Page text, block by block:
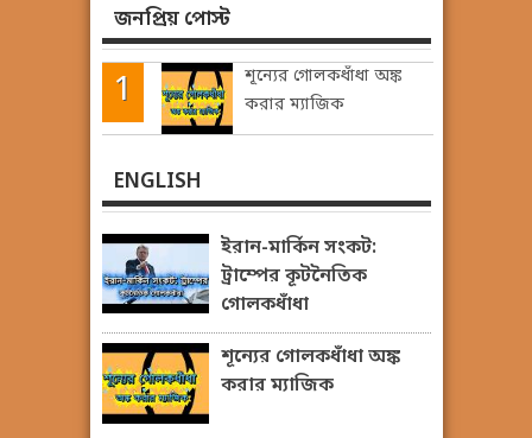
জনপ্রিয় পোস্ট
শূন্যের গোলকধাঁধা অঙ্ক
করার ম্যাজিক
ENGLISH
ইরান-মার্কিন সংকট:
ট্রাম্পের কূটনৈতিক
গোলকধাঁধা
শূন্যের গোলকধাঁধা অঙ্ক
করার ম্যাজিক